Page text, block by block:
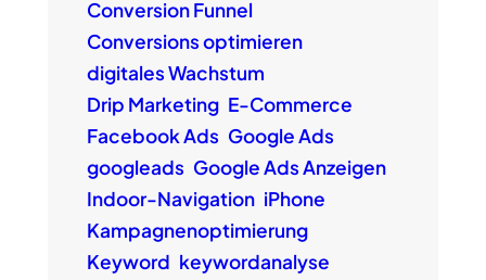
Conversion Funnel
Conversions optimieren
digitales Wachstum
Drip Marketing E-Commerce
Facebook Ads Google Ads
googleads Google Ads Anzeigen
Indoor-Navigation iPhone
Kampagnenoptimierung
Keyword keywordanalyse